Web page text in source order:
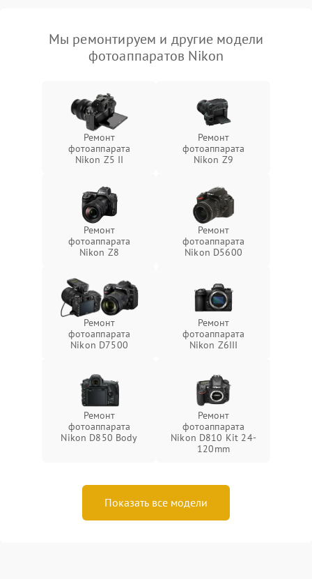
Мы ремонтируем и другие модели
фотоаппаратов Nikon
Ремонт
фотоаппарата
Nikon Z5 II
Ремонт
фотоаппарата
Nikon Z9
Ремонт
фотоаппарата
Nikon Z8
Ремонт
фотоаппарата
Nikon D5600
Ремонт
фотоаппарата
Nikon D7500
Ремонт
фотоаппарата
Nikon Z6III
Ремонт
фотоаппарата
Nikon D850 Body
Ремонт
фотоаппарата
Nikon D810 Kit 24-
120mm
Показать все модели